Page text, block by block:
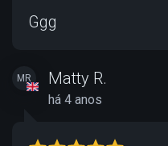
Ggg
MR Matty R.
há 4 anos